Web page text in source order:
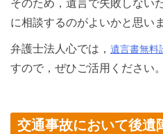
そのため，遺言で失敗しない
に相談するのがよいかと思いま
弁護士法人心では， 遺言書無料
すので，ぜひご活用ください。
交通事故において後遺